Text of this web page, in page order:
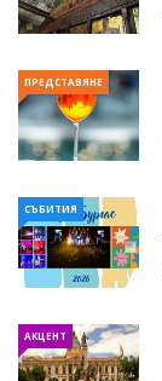
ПРЕДСТАВЯНЕ
СЪБИТИЯ
АКЦЕНТ